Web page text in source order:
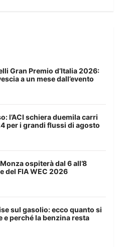
Gran Premio d’Italia 2026:
a un mese dall’evento
l’ACI schiera duemila carri
per i grandi flussi di agosto
ospiterà dal 6 all’8
del FIA WEC 2026
sul gasolio: ecco quanto si
perché la benzina resta